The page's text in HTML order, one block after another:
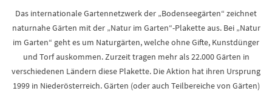
Das internationale Gartennetzwerk der „Bodenseegärten“ zeichnet
naturnahe Gärten mit der „Natur im Garten“-Plakette aus. Bei „Natur
im Garten“ geht es um Naturgärten, welche ohne Gifte, Kunstdünger
und Torf auskommen. Zurzeit tragen mehr als 22.000 Gärten in
verschiedenen Ländern diese Plakette. Die Aktion hat ihren Ursprung
1999 in Niederösterreich. Gärten (oder auch Teilbereiche von Gärten)